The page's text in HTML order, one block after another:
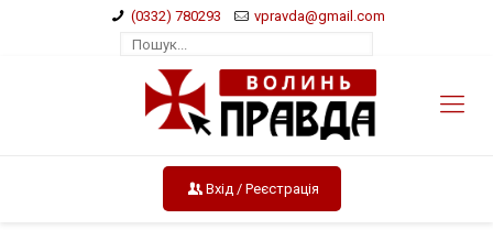
(0332) 780293 vpravda@gmail.com
Вхід / Реєстрація